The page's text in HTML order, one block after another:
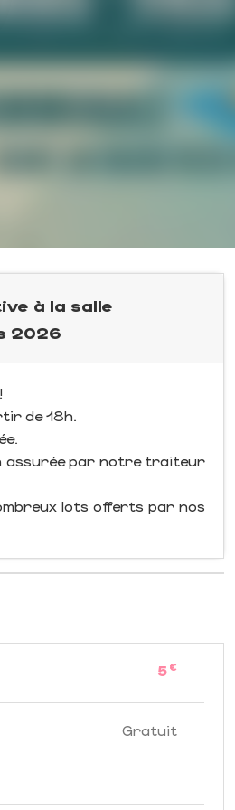
à la salle
2026
de 18h.
assurée par notre traiteur
lots offerts par nos
5 €
Gratuit